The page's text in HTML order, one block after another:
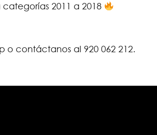
2011 a 2018
o contáctanos al 920 062 212.